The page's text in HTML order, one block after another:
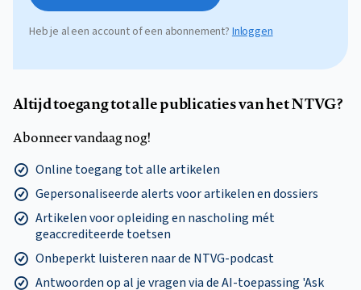
Heb je al een account of een abonnement?Inloggen
Altijd toegang tot alle publicaties van het NTVG?
Abonneer vandaag nog!
Online toegang tot alle artikelen
Gepersonaliseerde alerts voor artikelen en dossiers
Artikelen voor opleiding en nascholing mét
geaccrediteerde toetsen
Onbeperkt luisteren naar de NTVG-podcast
Antwoorden op al je vragen via de AI-toepassing 'Ask